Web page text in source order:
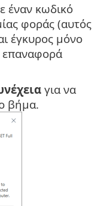
έναν κωδικό
φοράς (αυτός
έγκυρος μόνο
επαναφορά
για να
βήμα.